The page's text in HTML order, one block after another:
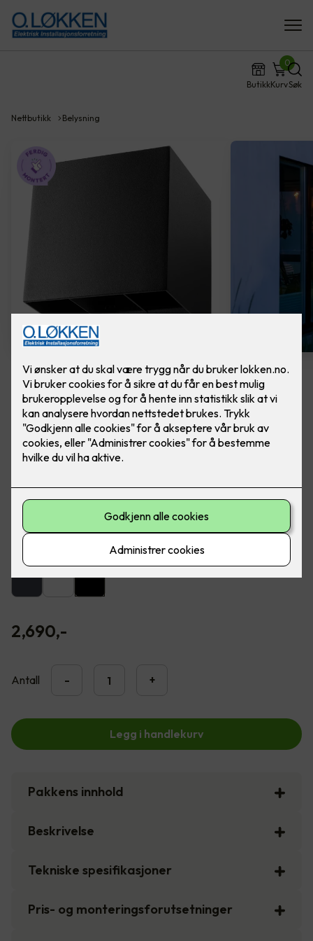
ButikkKurv
0
Søk
Nettbutikk Belysning
Artes veggarmatur sort
Lekker utebelysning fra SG Armaturen. Ferdig
montert, utskifting av lampe.
innendørs montering på vegg.
2,690,-
Antall - +
Legg i handlekurv
Pakkens innhold
Beskrivelse
Tekniske spesifikasjoner
Pris- og monteringsforutsetninger